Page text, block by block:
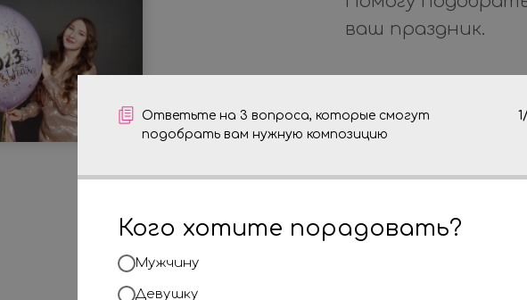
Ответьте на 3 вопроса, которые смогут
подобрать вам нужную композицию
Кого хотите порадовать?
Мужчину
Девушку
ваш праздник.
Наша основная
к ним так, чтобы
Поэтому наши
незабываемые